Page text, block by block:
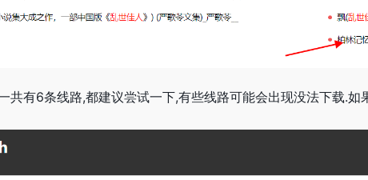
共有6条线路,都建议尝试一下,有些线路可能会出现没法下载.如